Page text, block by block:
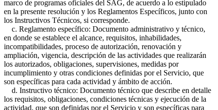
marco de programas oficiales del SAG, de acuerdo a lo estipulado
en la presente resolución y los Reglamentos Específicos, junto con
los Instructivos Técnicos, si corresponde.
c. Reglamento específico: Documento administrativo y técnico,
en donde se establece el alcance, requisitos, inhabilidades,
incompatibilidades, proceso de autorización, renovación y
ampliación, vigencia, descripción de las actividades que realizarán
los autorizados, obligaciones, supervisiones, medidas por
incumplimiento y otras condiciones definidas por el Servicio, que
son específicas para cada actividad y ámbito de acción.
d. Instructivo técnico: Documento técnico que describe en detalle
los requisitos, obligaciones, condiciones técnicas y ejecución de la
actividad, que son definidas por el Servicio y son específicas para